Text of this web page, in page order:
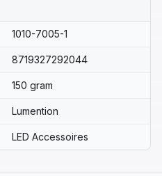
1010-7005-1
8719327292044
150 gram
Lumention
LED Accessoires